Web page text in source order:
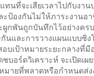
ทนที่จะเสียเวลาไปกับง
ะป้องกันไม่ให้ภาระงานอ
ผูกพันถูกบันทึกไว้อย่างคร
นและการวางแผนแบบซิ
อบเป้าหมายระยะกลางที่
ชบอร์ดวิเคราะห์ จะเปิด
มายที่พลาดหรือกำหนดส่ง